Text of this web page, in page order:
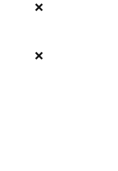
❌
❌